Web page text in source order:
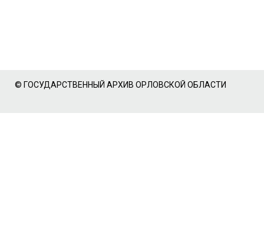
© ГОСУДАРСТВЕННЫЙ АРХИВ ОРЛОВСКОЙ ОБЛАСТИ